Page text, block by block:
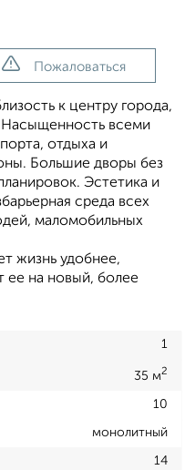
Пожаловаться
к центру города,
всеми
отдыха и
Большие дворы без
Эстетика и
среда всех
маломобильных
жизнь удобнее,
ее на новый, более
1
35 м2
10
монолитный
14